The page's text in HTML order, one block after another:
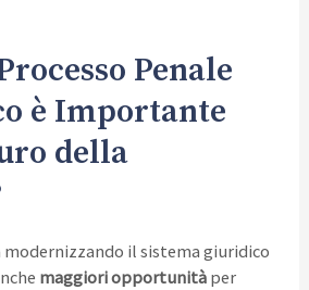
Penale
è Importante
della
il sistema giuridico
maggiori opportunitàper